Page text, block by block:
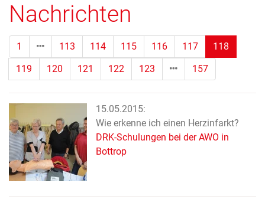
Nachrichten
1 113 114 115 116 117 118
119 120 121 122 123 157
15.05.2015:
Wie erkenne ich einen Herzinfarkt?
DRK-Schulungen bei der AWO in
Bottrop